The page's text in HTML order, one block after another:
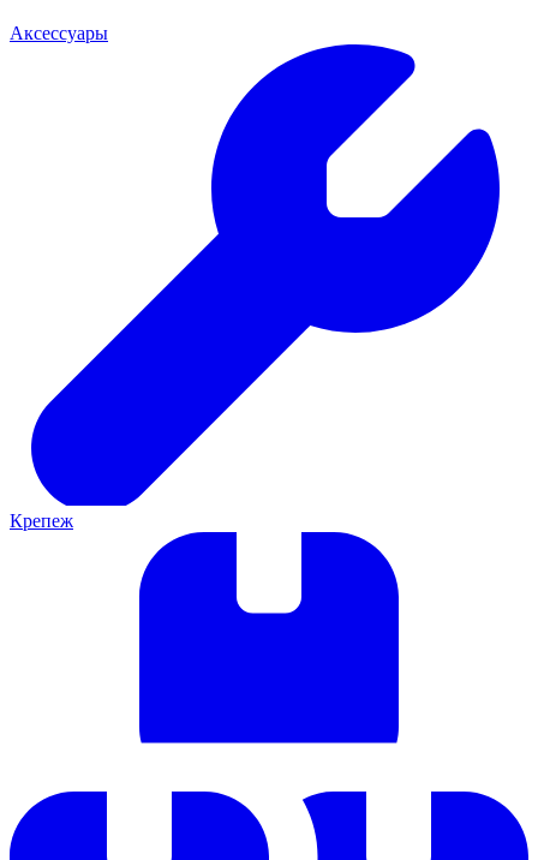
Аксессуары
Крепеж